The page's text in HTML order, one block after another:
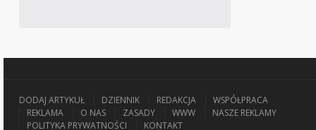
DODAJ ARTYKUŁ DZIENNIK REDAKCJA
WSPÓŁPRACA
REKLAMA
O NAS ZASADY WWW
NASZE REKLAMY
POLITYKA PRYWATNOŚCI
KONTAKT